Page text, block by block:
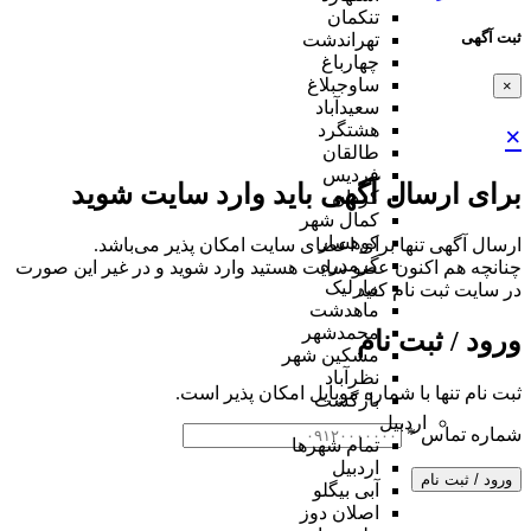
ثبت آگهی
×
×
برای ارسال آگهی باید وارد سایت شوید
ارسال آگهی تنها برای اعضای سایت امکان پذیر می‌باشد.
چنانچه هم‌ اکنون عضو سایت هستید وارد شوید و در غیر این صورت
در سایت ثبت نام کنید
ورود / ثبت نام
ثبت نام تنها با شماره موبایل امکان پذیر است.
شماره تماس*
ورود / ثبت نام
تنکمان
تهراندشت
چهارباغ
ساوجبلاغ
سعیدآباد
هشتگرد
طالقان
فردیس
کردان
کمال شهر
کوهسار
گرمدره
مارلیک
ماهدشت
محمدشهر
مشکین شهر
نظرآباد
بازگشت
اردبیل
تمام شهر‌ها
اردبیل
آبی بیگلو
اصلان دوز